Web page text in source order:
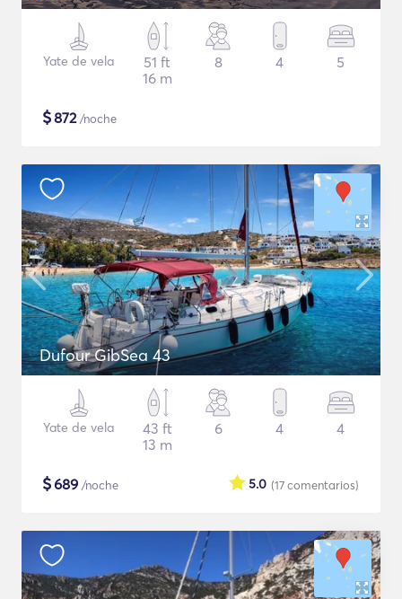
Yate de vela
51 ft
16 m
8 4 5
$872/noche
Dufour GibSea 43
Yate de vela
43 ft
13 m
6 4 4
$689 /noche (17comentarios)
5.0